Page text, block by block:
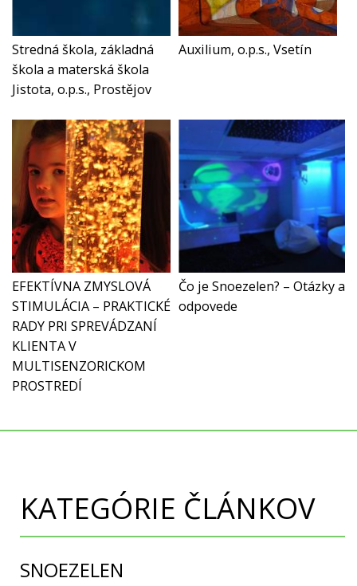
Stredná škola, základná
škola a materská škola
Jistota, o.p.s., Prostějov
Auxilium, o.p.s., Vsetín
EFEKTÍVNA ZMYSLOVÁ
STIMULÁCIA – PRAKTICKÉ
RADY PRI SPREVÁDZANÍ
KLIENTA V
MULTISENZORICKOM
PROSTREDÍ
Čo je Snoezelen? – Otázky a
odpovede
KATEGÓRIE ČLÁNKOV
SNOEZELEN